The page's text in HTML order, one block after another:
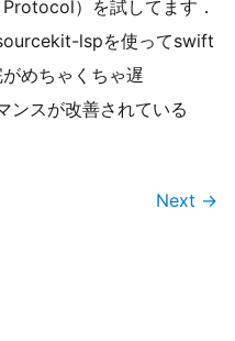
）を試してます．
lspを使ってswift
めちゃくちゃ遅
ンスが改善されている
Next →